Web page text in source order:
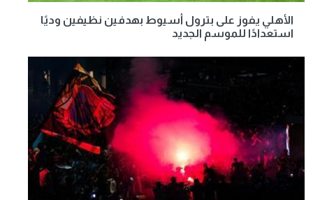
الأهلي يفوز على بترول أسيوط بهدفين نظيفين وديًا
استعدادًا للموسم الجديد